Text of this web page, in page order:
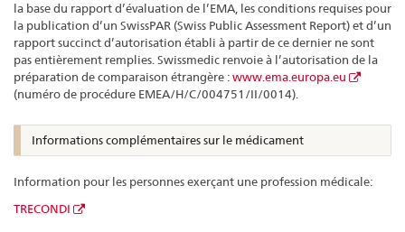
la base du rapport d’évaluation de l’EMA, les conditions requises pour
la publication d’un SwissPAR (Swiss Public Assessment Report) et d’un
rapport succinct d’autorisation établi à partir de ce dernier ne sont
pas entièrement remplies. Swissmedic renvoie à l’autorisation de la
préparation de comparaison étrangère :www.ema.europa.eu
(numéro de procédure EMEA/H/C/004751/II/0014).
Informations complémentaires sur le médicament
Information pour les personnes exerçant une profession médicale:
TRECONDI